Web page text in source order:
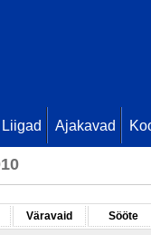
Liigad Ajakavad
Väravaid
Sööte